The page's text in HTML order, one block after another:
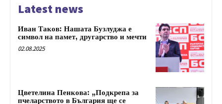
Latest news
Иван Таков: Нашата Бузлуджа е
символ на памет, другарство и мечти
02.08.2025
Цветелина Пенкова: „Подкрепа за
пчеларството в България ще се